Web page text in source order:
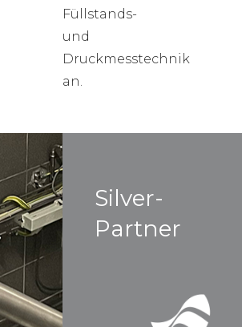
Füllstands-
und
Druckmesstechnik
an.
Silver-
Partner